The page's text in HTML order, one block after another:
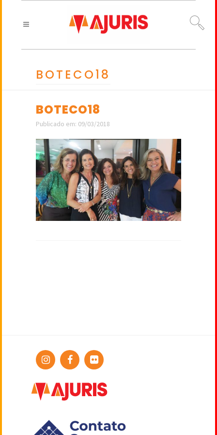
BOTECO18
BOTECO18
Publicado em: 09/03/2018